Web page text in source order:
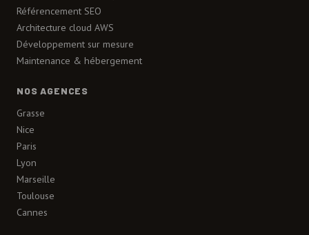
Référencement SEO
Architecture cloud AWS
Développement sur mesure
Maintenance & hébergement
NOS AGENCES
Grasse
Nice
Paris
Lyon
Marseille
Toulouse
Cannes